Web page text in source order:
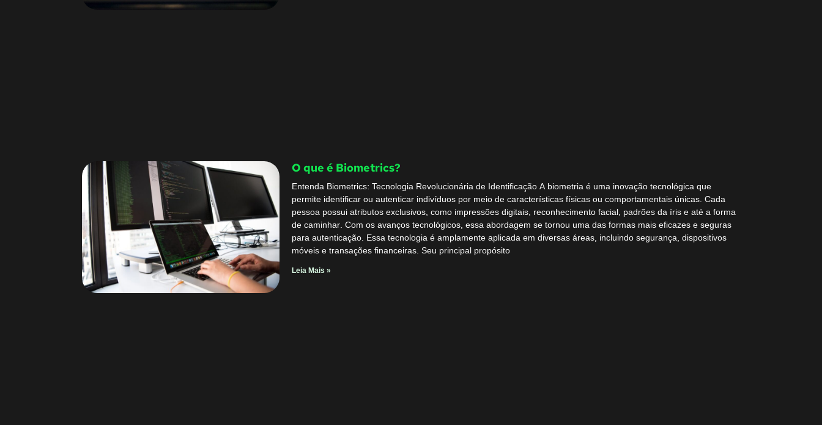
O que é Biometrics?
Entenda Biometrics: Tecnologia Revolucionária de Identificação A biometria é uma inovação tecnológica que
permite identificar ou autenticar indivíduos por meio de características físicas ou comportamentais únicas. Cada
pessoa possui atributos exclusivos, como impressões digitais, reconhecimento facial, padrões da íris e até a forma
de caminhar. Com os avanços tecnológicos, essa abordagem se tornou uma das formas mais eficazes e seguras
para autenticação. Essa tecnologia é amplamente aplicada em diversas áreas, incluindo segurança, dispositivos
móveis e transações financeiras. Seu principal propósito
Leia Mais »